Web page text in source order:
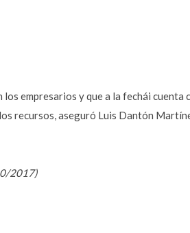
empresarios y que a la fechái cuenta
recursos, aseguró Luis Dantón
2017)